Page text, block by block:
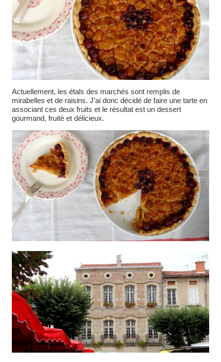
Actuellement, les étals des marchés sont remplis de
mirabelles et de raisins. J’ai donc décidé de faire une tarte en
associant ces deux fruits et le résultat est un dessert
gourmand, fruité et délicieux.